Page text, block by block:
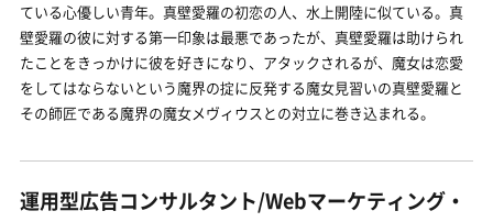
ている心優しい青年。真壁愛羅の初恋の人、水上開陸に似ている。真
壁愛羅の彼に対する第一印象は最悪であったが、真壁愛羅は助けられ
たことをきっかけに彼を好きになり、アタックされるが、魔女は恋愛
をしてはならないという魔界の掟に反発する魔女見習いの真壁愛羅と
その師匠である魔界の魔女メヴィウスとの対立に巻き込まれる。
運用型広告コンサルタント/Webマーケティング・